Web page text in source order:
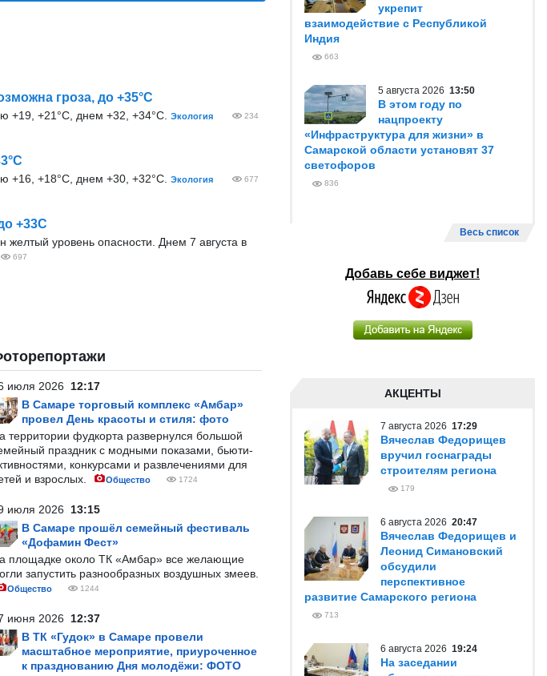
гроза, до +35°С
+19, +21°С, днем +32, +34°С. Экология 234
+16, +18°С, днем +30, +32°С. Экология 677
+33С
уровень опасности. Днем 7 августа в
697
июля 2026 12:17
В Самаре торговый комплекс «Амбар»
провел День красоты и стиля: фото
территории фудкорта развернулся большой
праздник с модными показами, бьюти-
конкурсами и развлечениями для
и взрослых.
Общество 1724
июля 2026 13:15
В Самаре прошёл семейный фестиваль
«Дофамин Фест»
площадке около ТК «Амбар» все желающие
запустить разнообразных воздушных змеев.
Общество 1244
июня 2026 12:37
В ТК «Гудок» в Самаре провели
масштабное мероприятие, приуроченное
к празднованию Дня молодёжи: ФОТО
укрепит
взаимодействие с Республикой
Индия
663
5 августа 2026 13:50
В этом году по
нацпроекту
«Инфраструктура для жизни» в
Самарской области установят 37
светофоров
836
Весь список
Добавь себе виджет!
АКЦЕНТЫ
7 августа 2026 17:29
Вячеслав Федорищев
вручил госнаграды
строителям региона
179
6 августа 2026 20:47
Вячеслав Федорищев и
Леонид Симановский
обсудили
перспективное
развитие Самарского региона
713
6 августа 2026 19:24
На заседании